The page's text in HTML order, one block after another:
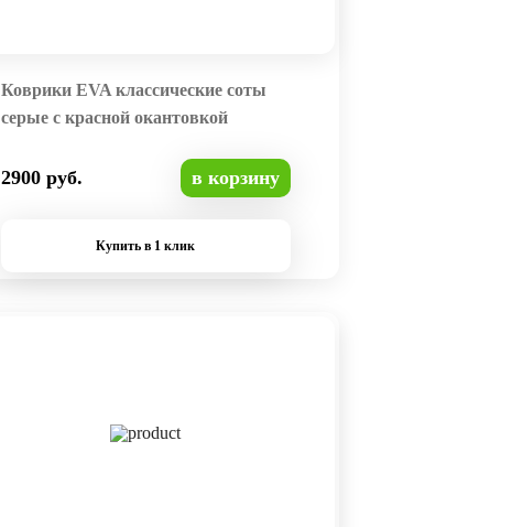
Коврики EVA классические соты
серые с красной окантовкой
2900 руб. в корзину
Купить в 1 клик